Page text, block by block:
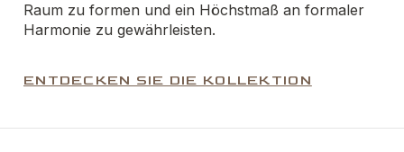
Raum zu formen und ein Höchstmaß an formaler
Harmonie zu gewährleisten.
ENTDECKEN SIE DIE KOLLEKTION